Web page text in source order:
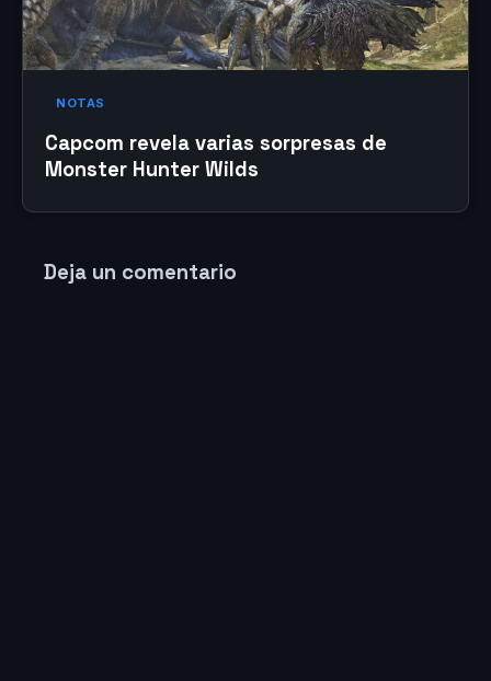
NOTAS
Capcom revela varias sorpresas de
Monster Hunter Wilds
Deja un comentario